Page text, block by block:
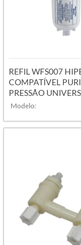
REFIL WFS007
COMPATÍVEL
PRESSÃO
Modelo: